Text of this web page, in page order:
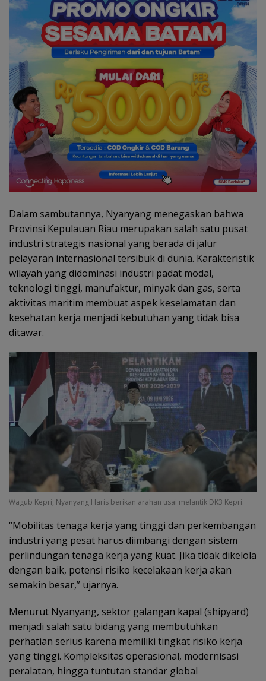
Dalam sambutannya, Nyanyang menegaskan bahwa
Provinsi Kepulauan Riau merupakan salah satu pusat
industri strategis nasional yang berada di jalur
pelayaran internasional tersibuk di dunia. Karakteristik
wilayah yang didominasi industri padat modal,
teknologi tinggi, manufaktur, minyak dan gas, serta
aktivitas maritim membuat aspek keselamatan dan
kesehatan kerja menjadi kebutuhan yang tidak bisa
ditawar.
Wagub Kepri, Nyanyang Haris berikan arahan usai melantik DK3 Kepri.
“Mobilitas tenaga kerja yang tinggi dan perkembangan
industri yang pesat harus diimbangi dengan sistem
perlindungan tenaga kerja yang kuat. Jika tidak dikelola
dengan baik, potensi risiko kecelakaan kerja akan
semakin besar,” ujarnya.
Menurut Nyanyang, sektor galangan kapal (shipyard)
menjadi salah satu bidang yang membutuhkan
perhatian serius karena memiliki tingkat risiko kerja
yang tinggi. Kompleksitas operasional, modernisasi
peralatan, hingga tuntutan standar global